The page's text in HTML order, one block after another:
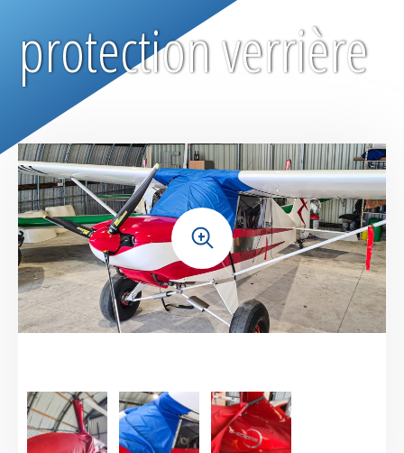
Manches à air / manches à vent
Housses de protection réglables
Accessoires
protection verrière
+